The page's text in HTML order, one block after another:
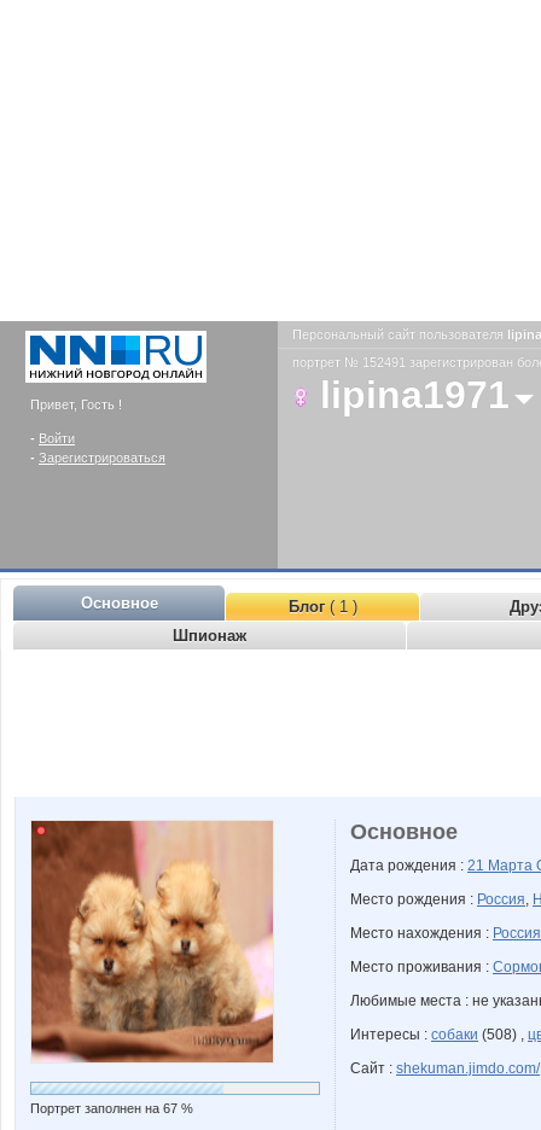
Привет, Гость !
- Войти
- Зарегистрироваться
Персональный сайт пользователя
портрет № 152491 зарегистрирован
lipina1971
Основное Блог( 1 )
Шпионаж
Портрет заполнен на 67 %
Основное
Дата рождения : 21 Марта
Место рождения : Россия,
Место нахождения : Россия
Место проживания :
Любимые места : не
Интересы : собаки (508) ,
Сайт : shekuman.jimdo.com/